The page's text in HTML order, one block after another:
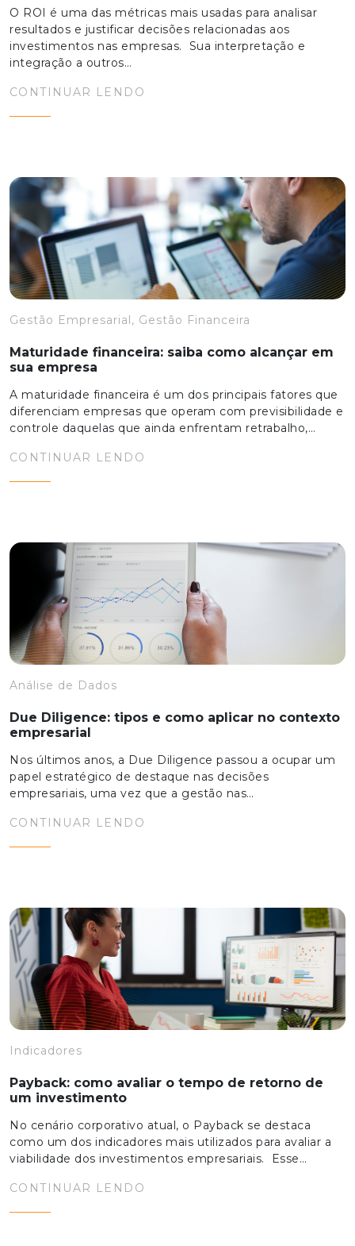
O ROI é uma das métricas mais usadas para analisar
resultados e justificar decisões relacionadas aos
investimentos nas empresas. Sua interpretação e
integração a outros…
CONTINUAR LENDO
Gestão Empresarial, Gestão Financeira
Maturidade financeira: saiba como alcançar em
sua empresa
A maturidade financeira é um dos principais fatores que
diferenciam empresas que operam com previsibilidade e
controle daquelas que ainda enfrentam retrabalho,…
CONTINUAR LENDO
Análise de Dados
Due Diligence: tipos e como aplicar no contexto
empresarial
Nos últimos anos, a Due Diligence passou a ocupar um
papel estratégico de destaque nas decisões
empresariais, uma vez que a gestão nas…
CONTINUAR LENDO
Indicadores
Payback: como avaliar o tempo de retorno de
um investimento
No cenário corporativo atual, o Payback se destaca
como um dos indicadores mais utilizados para avaliar a
viabilidade dos investimentos empresariais. Esse…
CONTINUAR LENDO